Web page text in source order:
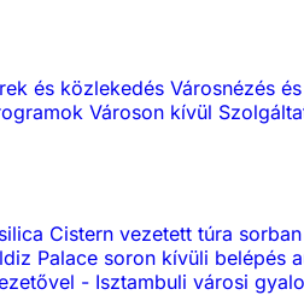
és közlekedés Városnézés
Városon kívül
Cistern vezetett túra
Palace soron kívüli belépés
- Isztambuli városi